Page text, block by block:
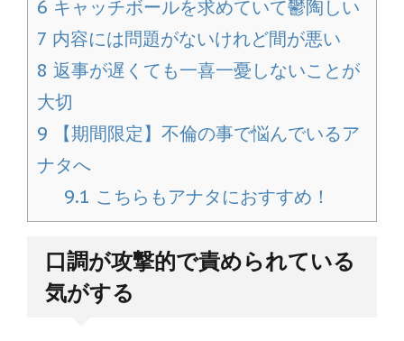
6 キャッチボールを求めていて鬱陶しい
7 内容には問題がないけれど間が悪い
8 返事が遅くても一喜一憂しないことが
大切
9 【期間限定】不倫の事で悩んでいるア
ナタへ
9.1 こちらもアナタにおすすめ！
口調が攻撃的で責められている
気がする